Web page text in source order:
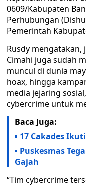
0609/Kabupaten
Perhubungan
Pemerintah
Rusdy mengatakan,
Cimahi juga sudah
muncul di dunia
hoax, hingga
media jejaring
cybercrime untuk
Baca Juga:
17 Cakades
Puskesmas
Gajah
“Tim cybercrime